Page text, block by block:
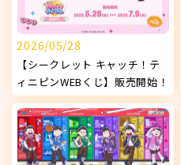
2026/05/28
【シークレット キャッチ！テ
ィニピンWEBくじ】販売開始！